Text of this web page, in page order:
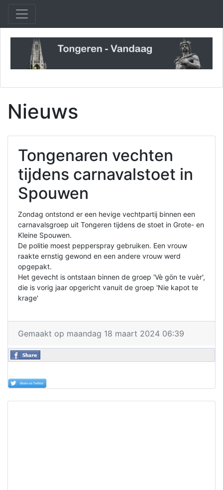
Nieuws
Tongenaren vechten
tijdens carnavalstoet in
Spouwen
Zondag ontstond er een hevige vechtpartij binnen een
carnavalsgroep uit Tongeren tijdens de stoet in Grote- en
Kleine Spouwen.
De politie moest pepperspray gebruiken. Een vrouw
raakte ernstig gewond en een andere vrouw werd
opgepakt.
Het gevecht is ontstaan binnen de groep 'Vè gön te vuèr',
die is vorig jaar opgericht vanuit de groep 'Nie kapot te
krage'
Gemaakt op maandag 18 maart 2024 06:39